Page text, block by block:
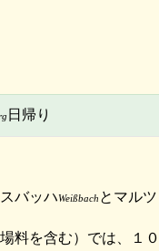
日帰り
バッハWeißbach とマル
料を含む）では、１